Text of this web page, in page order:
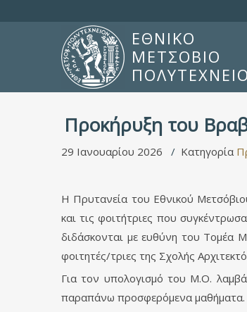
ΕΘΝΙΚΟ
ΜΕΤΣΟΒΙΟ
ΠΟΛΥΤΕΧΝΕΙΟ
Προκήρυξη του
29 Ιανουαρίου 2026 Κατηγορία
Η Πρυτανεία του Εθνικού
και τις φοιτήτριες που
διδάσκονται με ευθύνη του Τομέα
φοιτητές/τριες της Σχολής
Για τον υπολογισμό του Μ.Ο.
παραπάνω προσφερόμενα μαθήματα.